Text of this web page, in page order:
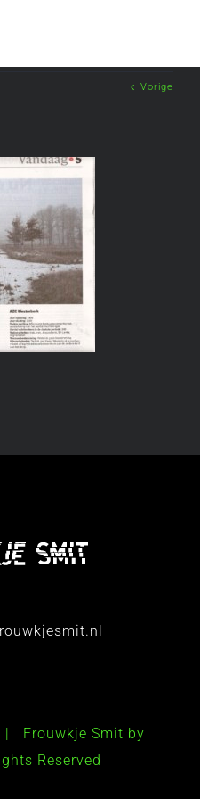
Vorige
Frouwkje Smit by
Reserved